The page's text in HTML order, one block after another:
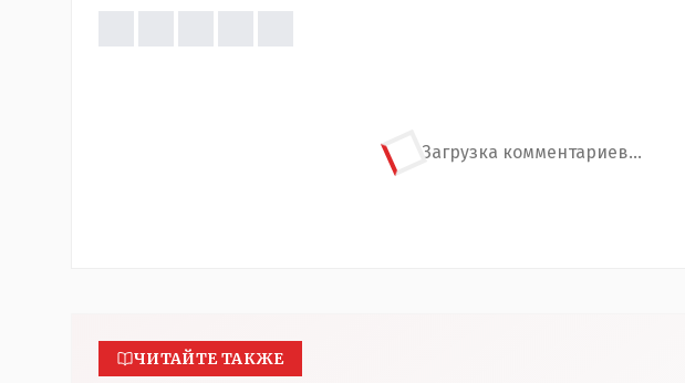
Загрузка комментариев...
ЧИТАЙТЕ ТАКЖЕ